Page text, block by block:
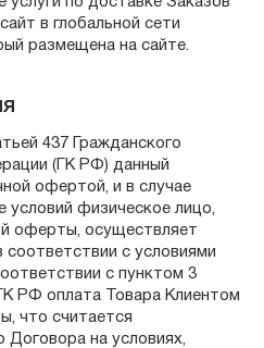
в глобальной сети
размещена на сайте.
437 Гражданского
(ГК РФ) данный
офертой, и в случае
условий физическое лицо,
оферты, осуществляет
с условиями
с пунктом 3
РФ оплата Товара Клиентом
что считается
на условиях,